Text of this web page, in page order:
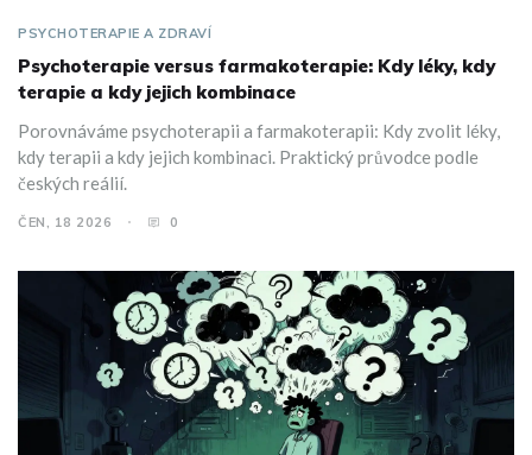
PSYCHOTERAPIE A ZDRAVÍ
Psychoterapie versus farmakoterapie: Kdy léky, kdy
terapie a kdy jejich kombinace
Porovnáváme psychoterapii a farmakoterapii: Kdy zvolit léky,
kdy terapii a kdy jejich kombinaci. Praktický průvodce podle
českých reálií.
ČEN, 18 2026 0